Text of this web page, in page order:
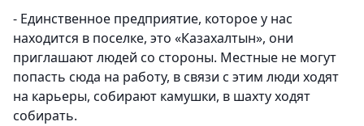
- Единственное предприятие, которое у нас
находится в поселке, это «Казахалтын», они
приглашают людей со стороны. Местные не могут
попасть сюда на работу, в связи с этим люди ходят
на карьеры, собирают камушки, в шахту ходят
собирать.